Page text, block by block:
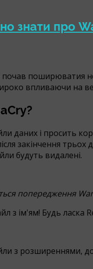
знати про
почав поширюватия
впливаючи на
даних і просить
закінчення
будуть видалені.
попередження
з ім'ям! Будь ласка
з розширеннями,